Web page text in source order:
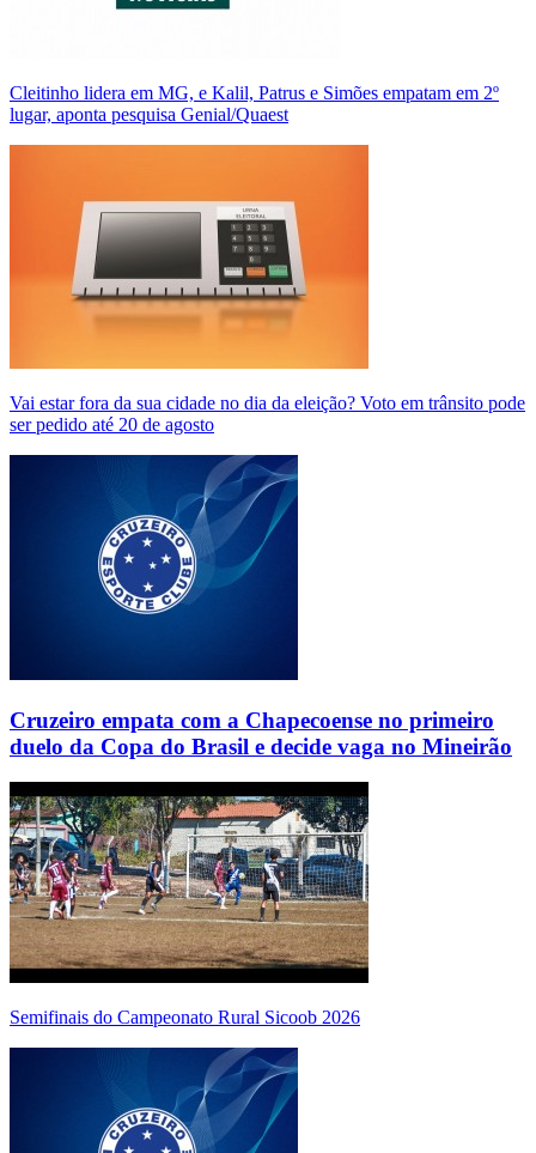
Cleitinho lidera em MG, e Kalil, Patrus e Simões empatam em 2º
lugar, aponta pesquisa Genial/Quaest
Vai estar fora da sua cidade no dia da eleição? Voto em trânsito pode
ser pedido até 20 de agosto
Cruzeiro empata com a Chapecoense no primeiro
duelo da Copa do Brasil e decide vaga no Mineirão
Semifinais do Campeonato Rural Sicoob 2026